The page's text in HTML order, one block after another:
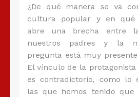
¿De qué manera se va
cultura popular y en qué
abre una brecha entre
nuestros padres y la
pregunta está muy
El vínculo de la protagonista
es contradictorio, como lo
las que hemos tenido que